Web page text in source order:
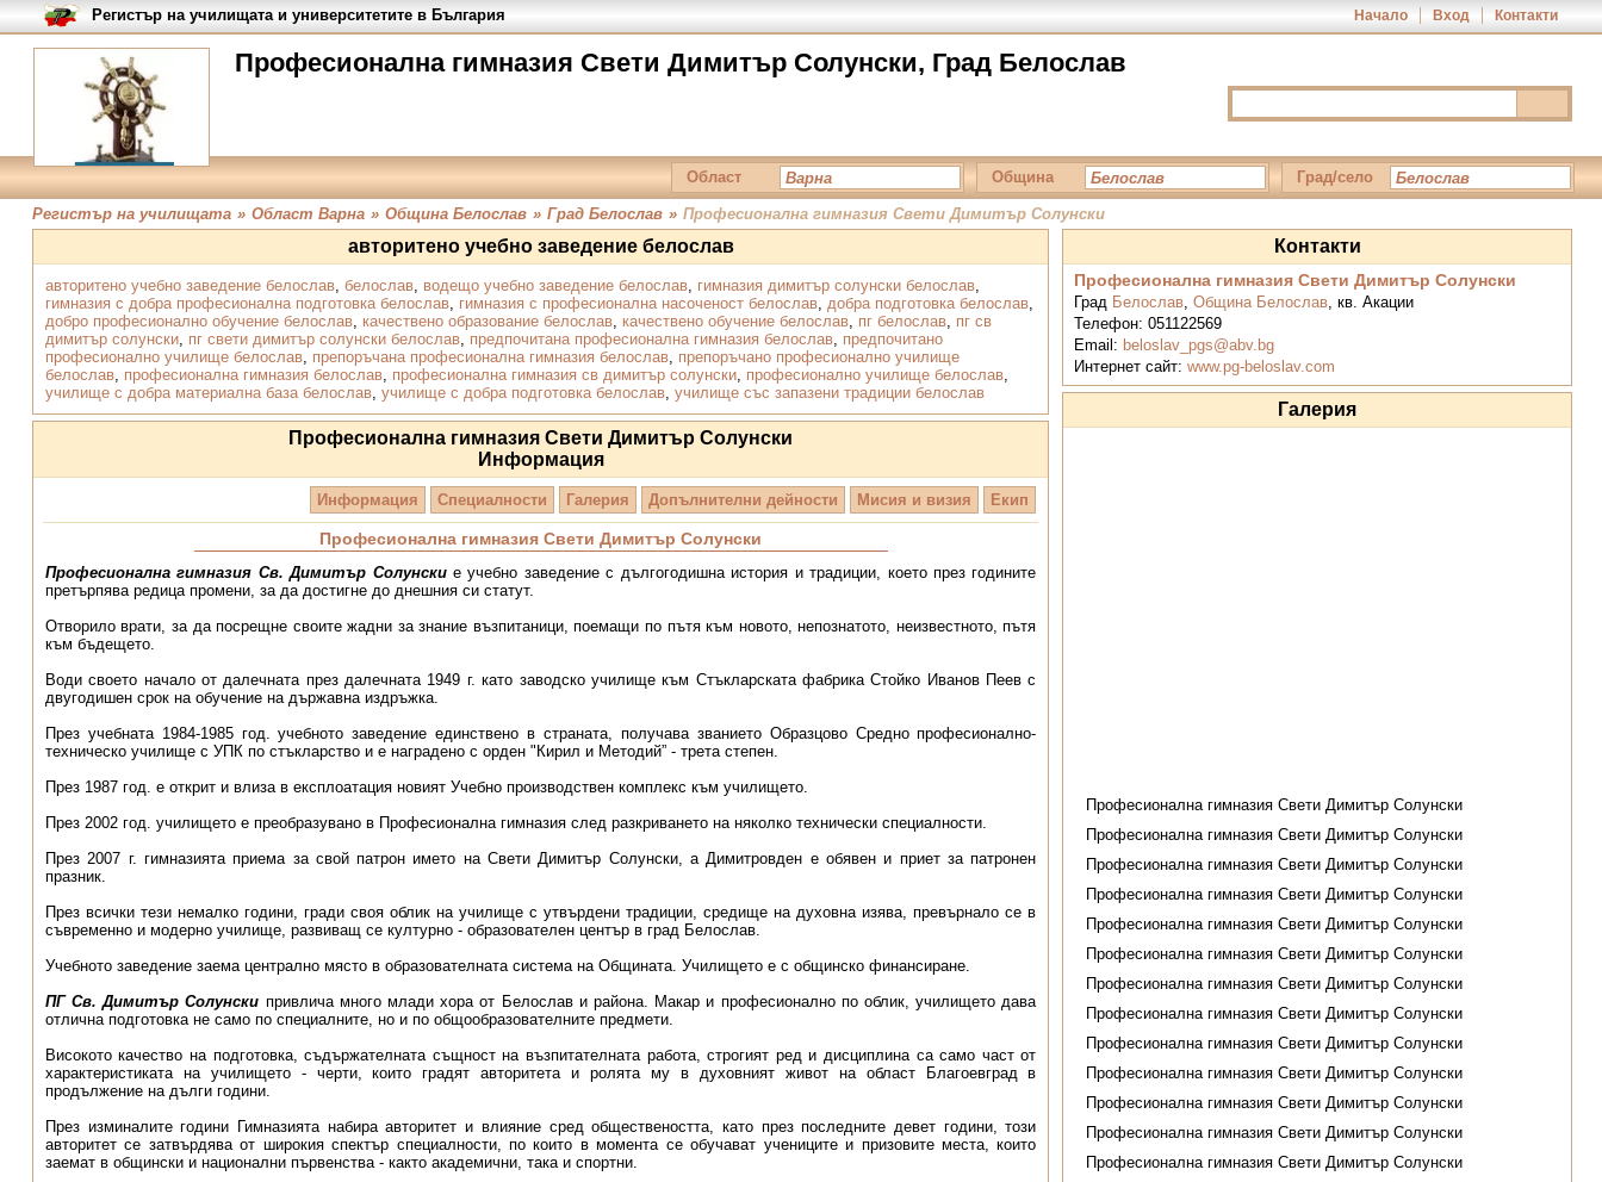
Професионална гимназия Свети Димитър Солунски, Град Белослав
Начало Вход Контакти
Регистър на училищата и университетите в България
Област Община Град/село
Регистър на училищата » Област Варна » Община Белослав » Град Белослав » Професионална гимназия Свети Димитър Солунски
авторитено учебно заведение белослав
авторитено учебно заведение белослав, белослав, водещо учебно заведение белослав, гимназия димитър солунски белослав,
гимназия с добра професионална подготовка белослав, гимназия с професионална насоченост белослав, добра подготовка белослав,
добро професионално обучение белослав, качествено образование белослав, качествено обучение белослав, пг белослав, пг св
димитър солунски, пг свети димитър солунски белослав, предпочитана професионална гимназия белослав, предпочитано
професионално училище белослав, препоръчана професионална гимназия белослав, препоръчано професионално училище
белослав, професионална гимназия белослав, професионална гимназия св димитър солунски, професионално училище белослав,
училище с добра материална база белослав, училище с добра подготовка белослав, училище със запазени традиции белослав
Професионална гимназия Свети Димитър Солунски
Информация
Информация Специалности Галерия Допълнителни дейности Мисия и визия Екип
Професионална гимназия Свети Димитър Солунски
Професионална гимназия Св. Димитър Солунские учебно заведение с дългогодишна история и традиции, което през годините
претърпява редица промени, за да достигне до днешния си статут.
Отворило врати, за да посрещне своите жадни за знание възпитаници, поемащи по пътя към новото, непознатото, неизвестното, пътя
към бъдещето.
Води своето начало от далечната през далечната 1949 г. като заводско училище към Стъкларската фабрика Стойко Иванов Пеев с
двугодишен срок на обучение на държавна издръжка.
През учебната 1984-1985 год. учебното заведение единствено в страната, получава званието Образцово Средно професионално-
техническо училище с УПК по стъкларство и е наградено с орден "Кирил и Методий” - трета степен.
През 1987 год. е открит и влиза в експлоатация новият Учебно производствен комплекс към училището.
През 2002 год. училището е преобразувано в Професионална гимназия след разкриването на няколко технически специалности.
През 2007 г. гимназията приема за свой патрон името на Свети Димитър Солунски, а Димитровден е обявен и приет за патронен
празник.
През всички тези немалко години, гради своя облик на училище с утвърдени традиции, средище на духовна изява, превърнало се в
съвременно и модерно училище, развиващ се културно - образователен център в град Белослав.
Учебното заведение заема централно място в образователната система на Общината. Училището е с общинско финансиране.
ПГ Св. Димитър Солунски привлича много млади хора от Белослав и района. Макар и професионално по облик, училището дава
отлична подготовка не само по специалните, но и по общообразователните предмети.
Високото качество на подготовка, съдържа­телната същност на възпитателната работа, строгият ред и дисциплина са само част от
характери­стиката на училището - черти, които градят авторитета и ролята му в духовният живот на област Благоевград в
продължение на дълги години.
През изминалите години Гимназията набира авторитет и влияние сред обществеността, като през последните девет години, този
авторитет се затвърдява от широкия спектър специалности, по които в момента се обучават учениците и призовите места, които
заемат в общински и национал­­ни първенства - както академични, така и спортни.
Контакти
Професионална гимназия Свети Димитър Солунски
Град Белослав, Община Белослав, кв. Акации
Телефон: 051122569
Email: beloslav_pgs@abv.bg
Интернет сайт: www.pg-beloslav.com
Галерия
Професионална гимназия Свети Димитър Солунски
Професионална гимназия Свети Димитър Солунски
Професионална гимназия Свети Димитър Солунски
Професионална гимназия Свети Димитър Солунски
Професионална гимназия Свети Димитър Солунски
Професионална гимназия Свети Димитър Солунски
Професионална гимназия Свети Димитър Солунски
Професионална гимназия Свети Димитър Солунски
Професионална гимназия Свети Димитър Солунски
Професионална гимназия Свети Димитър Солунски
Професионална гимназия Свети Димитър Солунски
Професионална гимназия Свети Димитър Солунски
Професионална гимназия Свети Димитър Солунски